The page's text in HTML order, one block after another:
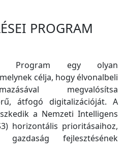
PROGRAM
Program egy olyan
célja, hogy élvonalbeli
megvalósítsa
átfogó digitalizációját. A
a Nemzeti Intelligens
horizontális prioritásaihoz,
fejlesztésének